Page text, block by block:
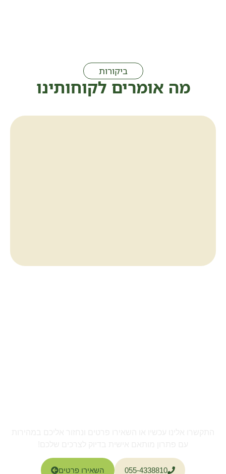
ביקורות
מה אומרים לקוחותינו
055-4338810 השאירו פרטים